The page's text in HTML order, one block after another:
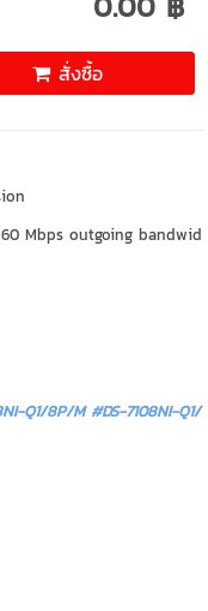
สั่งซื้อ
Mbps outgoing bandwid
Q1/8P/M #DS-7108NI-Q1/